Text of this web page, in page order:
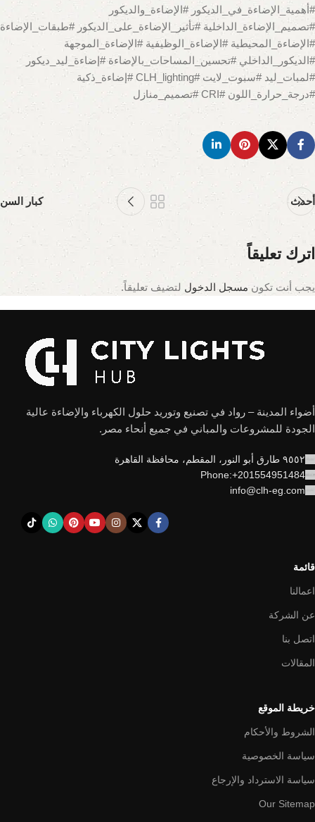
#أهمية_الإضاءة_في_الديكور #الإضاءة_والديكور
#تصميم_الإضاءة_الداخلية #تأثير_الإضاءة_على_الديكور #طبقات_الإضاءة
#الإضاءة_المحيطية #الإضاءة_الوظيفية #الإضاءة_الموجهة
#الديكور_الداخلي #تحسين_المساحات_بالإضاءة #إضاءة_ليد_ديكور
#لمبات_ليد #سبوت_لايت #CLH_lighting #إضاءة_ذكية
#درجة_حرارة_اللون #CRI #تصميم_منازل
أحدث كبار السن
اترك تعليقاً
يجب أنت تكون مسجل الدخول لتضيف تعليقاً.
أضواء المدينة – رواد في تصنيع وتوريد حلول الكهرباء والإضاءة عالية
الجودة للمشروعات والمباني في جميع أنحاء مصر.
٩٥٥٢ طارق أبو النور، المقطم، محافظة القاهرة
Phone:+201554951484
info@clh-eg.com
قائمة
اعمالنا
عن الشركة
اتصل بنا
المقالات
خريطة الموقع
الشروط والأحكام
سياسة الخصوصية
سياسة الاسترداد والإرجاع
Our Sitemap